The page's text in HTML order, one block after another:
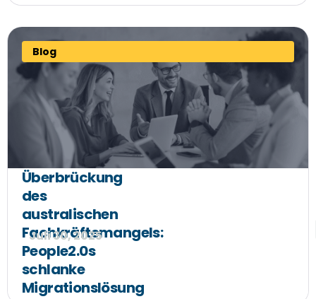
Blog
Überbrückung
des
australischen
Fachkräftemangels:
People2.0s
schlanke
Migrationslösung
Juli 30, 2025